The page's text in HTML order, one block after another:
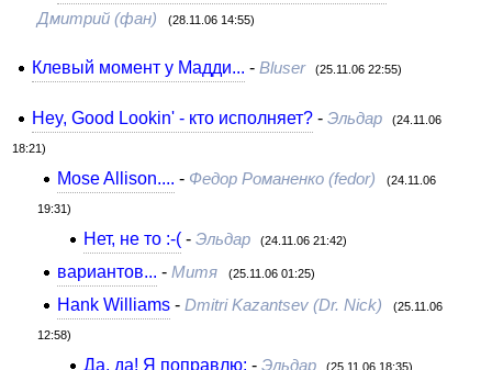
Дмитрий (фан) (28.11.06 14:55)
Клевый момент у Мадди... - Bluser (25.11.06 22:55)
Hey, Good Lookin' - кто исполняет?- Эльдар (24.11.06
18:21)
Mose Allison.... - Федор Романенко (fedor) (24.11.06
19:31)
Нет, не то :-(- Эльдар (24.11.06 21:42)
вариантов... -Митя (25.11.06 01:25)
Hank Williams -Dmitri Kazantsev (Dr. Nick) (25.11.06
12:58)
Да, да! Я поправлю: - Эльдар (25.11.06 18:35)